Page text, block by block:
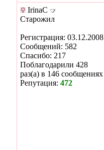
IrinaC
Старожил
Регистрация: 03.12.2008
Сообщений: 582
Спасибо: 217
Поблагодарили 428
раз(а) в 146 сообщениях
Репутация: 472